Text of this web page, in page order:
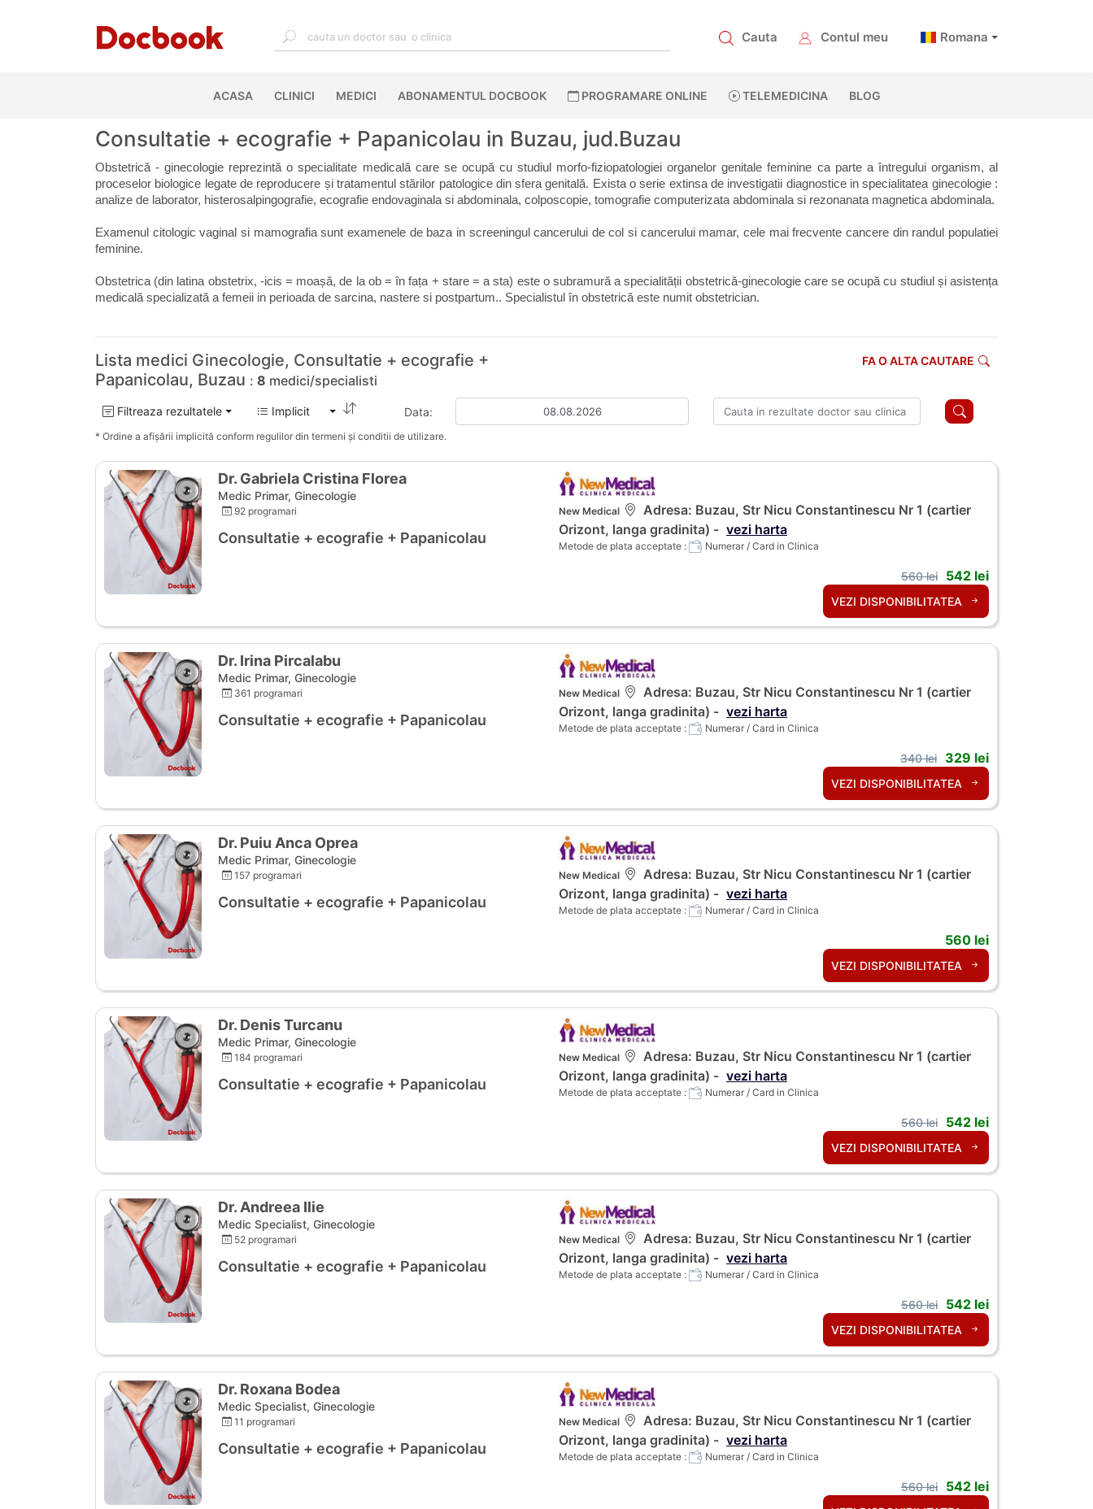
Cauta Contul meu Romana
ACASA(CURRENT)
CLINICI MEDICI ABONAMENTUL DOCBOOK PROGRAMARE ONLINE TELEMEDICINA BLOG
Consultatie + ecografie + Papanicolau in Buzau, jud.Buzau
Obstetrică - ginecologie reprezintă o specialitate medicală care se ocupă cu studiul morfo-fiziopatologiei organelor genitale feminine ca parte a întregului organism, al
proceselor biologice legate de reproducere și tratamentul stărilor patologice din sfera genitală. Exista o serie extinsa de investigatii diagnostice in specialitatea ginecologie :
analize de laborator, histerosalpingografie, ecografie endovaginala si abdominala, colposcopie, tomografie computerizata abdominala si rezonanata magnetica abdominala.
Examenul citologic vaginal si mamografia sunt examenele de baza in screeningul cancerului de col si cancerului mamar, cele mai frecvente cancere din randul populatiei
feminine.
Obstetrica (din latina obstetrix, -icis = moașă, de la ob = în fața + stare = a sta) este o subramură a specialității obstetrică-ginecologie care se ocupă cu studiul și asistența
medicală specializată a femeii in perioada de sarcina, nastere si postpartum.. Specialistul în obstetrică este numit obstetrician.
Lista medici Ginecologie, Consultatie + ecografie +
Papanicolau, Buzau : 8 medici/specialisti
FA O ALTA CAUTARE
Filtreaza rezultatele Implicit Data:
* Ordine a afișării implicită conform regulilor din termeni și conditii de utilizare.
Dr. Gabriela Cristina Florea
Medic Primar, Ginecologie
92 programari
Consultatie + ecografie + Papanicolau
New Medical
Adresa: Buzau, Str Nicu Constantinescu Nr 1 (cartier
Orizont, langa gradinita) - vezi harta
Metode de plata acceptate : Numerar / Card in Clinica
560 lei 542 lei
VEZI DISPONIBILITATEA
Dr. Irina Pircalabu
Medic Primar, Ginecologie
361 programari
Consultatie + ecografie + Papanicolau
New Medical
Adresa: Buzau, Str Nicu Constantinescu Nr 1 (cartier
Orizont, langa gradinita) - vezi harta
Metode de plata acceptate : Numerar / Card in Clinica
340 lei 329 lei
VEZI DISPONIBILITATEA
Dr. Puiu Anca Oprea
Medic Primar, Ginecologie
157 programari
Consultatie + ecografie + Papanicolau
New Medical
Adresa: Buzau, Str Nicu Constantinescu Nr 1 (cartier
Orizont, langa gradinita) - vezi harta
Metode de plata acceptate : Numerar / Card in Clinica
560 lei
VEZI DISPONIBILITATEA
Dr. Denis Turcanu
Medic Primar, Ginecologie
184 programari
Consultatie + ecografie + Papanicolau
New Medical
Adresa: Buzau, Str Nicu Constantinescu Nr 1 (cartier
Orizont, langa gradinita) - vezi harta
Metode de plata acceptate : Numerar / Card in Clinica
560 lei 542 lei
VEZI DISPONIBILITATEA
Dr. Andreea Ilie
Medic Specialist, Ginecologie
52 programari
Consultatie + ecografie + Papanicolau
New Medical
Adresa: Buzau, Str Nicu Constantinescu Nr 1 (cartier
Orizont, langa gradinita) - vezi harta
Metode de plata acceptate : Numerar / Card in Clinica
560 lei 542 lei
VEZI DISPONIBILITATEA
Dr. Roxana Bodea
Medic Specialist, Ginecologie
11 programari
Consultatie + ecografie + Papanicolau
New Medical
Adresa: Buzau, Str Nicu Constantinescu Nr 1 (cartier
Orizont, langa gradinita) - vezi harta
Metode de plata acceptate : Numerar / Card in Clinica
560 lei 542 lei